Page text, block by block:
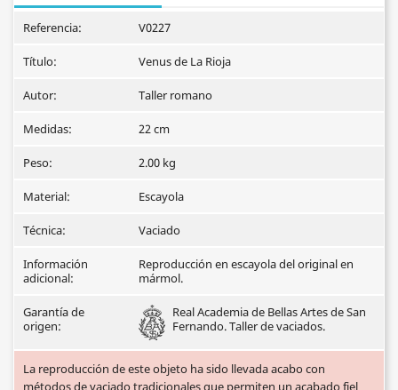
Referencia: V0227
Título: Venus de La Rioja
Autor: Taller romano
Medidas: 22 cm
Peso: 2.00 kg
Material: Escayola
Técnica: Vaciado
Información
adicional:
Reproducción en escayola del original en
mármol.
Garantía de
origen:
Real Academia de Bellas Artes de San
Fernando. Taller de vaciados.
La reproducción de este objeto ha sido llevada acabo con
métodos de vaciado tradicionales que permiten un acabado fiel